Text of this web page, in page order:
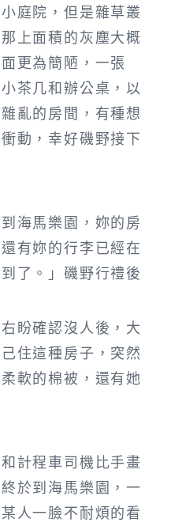
庭院，但是雜草叢
上面積的灰塵大概
更為簡陋，一張
茶几和辦公桌，以
亂的房間，有種想
動，幸好磯野接下
海馬樂園，妳的房
有妳的行李已經在
了。」磯野行禮後
盼確認沒人後，大
住這種房子，突然
軟的棉被，還有她
計程車司機比手畫
於到海馬樂園，一
人一臉不耐煩的看